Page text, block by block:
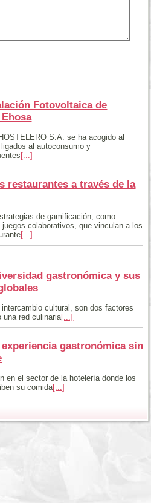
Fotovoltaica de
S.A. se ha acogido al
al autoconsumo y
[...]
restaurantes a través de la
de gamificación, como
colaborativos, que vinculan a los
[...]
gastronómica y sus
cultural, son dos factores
una red culinaria[...]
gastronómica sin
en el sector de la hotelería donde los
su comida[...]